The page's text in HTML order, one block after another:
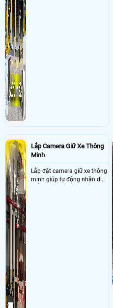
Lắp Camera Giữ Xe Thông
Minh
Lắp đặt camera giữ xe thông
minh giúp tự động nhận diện